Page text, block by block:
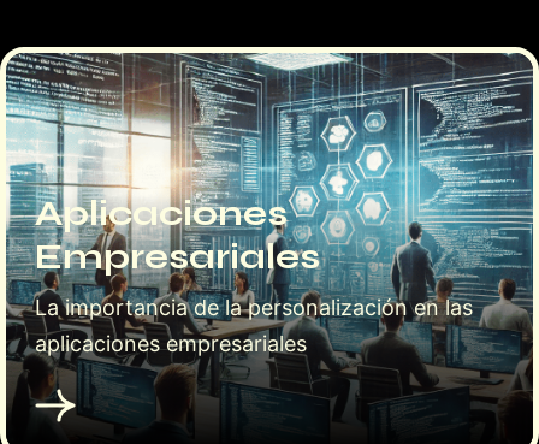
Aplicaciones
Empresariales
La importancia de la personalización en las
aplicaciones empresariales